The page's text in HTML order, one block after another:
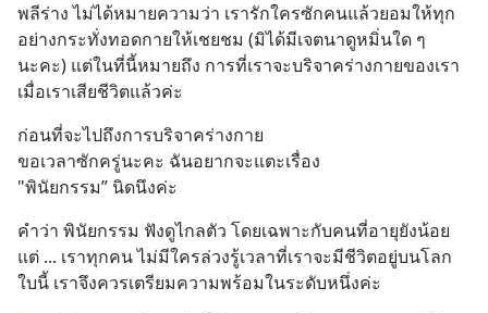
พลีร่าง ไม่ได้หมายความว่า เรารักใครซักคนแล้วยอมให้ทุก
อย่างกระทั่งทอดกายให้เชยชม (มิได้มีเจตนาดูหมิ่นใด ๆ
นะคะ) แต่ในที่นี้หมายถึง การที่เราจะบริจาคร่างกายของเรา
เมื่อเราเสียชีวิตแล้วค่ะ
ก่อนที่จะไปถึงการบริจาคร่างกาย
ขอเวลาซักครู่นะคะ ฉันอยากจะแตะเรื่อง
"พินัยกรรม” นิดนึงค่ะ
คำว่า พินัยกรรม ฟังดูไกลตัว โดยเฉพาะกับคนที่อายุยังน้อย
แต่ ... เราทุกคน ไม่มีใครล่วงรู้เวลาที่เราจะมีชีวิตอยู่บนโลก
ใบนี้ เราจึงควรเตรียมความพร้อมในระดับหนึ่งค่ะ